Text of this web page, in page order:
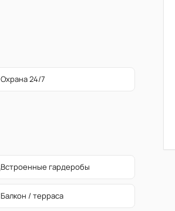
Охрана 24/7
Встроенные гардеробы
Балкон / терраса